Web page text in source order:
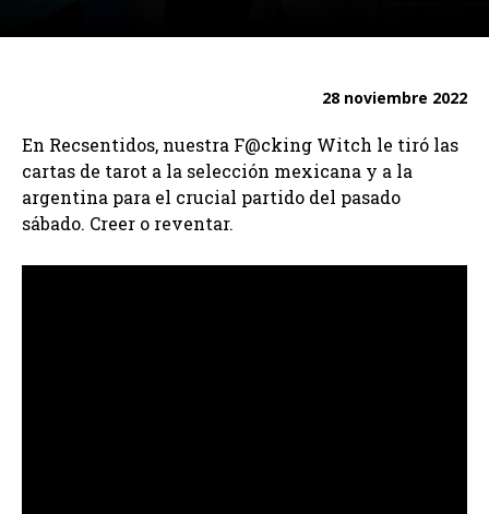
28 noviembre 2022
En Recsentidos, nuestra F@cking Witch le tiró las
cartas de tarot a la selección mexicana y a la
argentina para el crucial partido del pasado
sábado. Creer o reventar.